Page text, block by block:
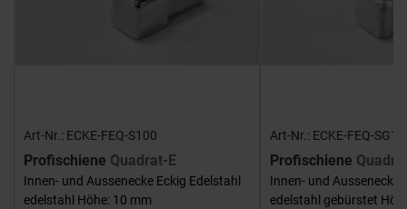
Art-Nr.: ECKE-FEQ-S100
Profischiene Quadrat-E
Innen- und Aussenecke Eckig Edelstahl
edelstahl Höhe: 10 mm
Art-Nr.: ECKE-FEQ-
Profischiene
Innen- und Aussenecke
edelstahl gebürstet